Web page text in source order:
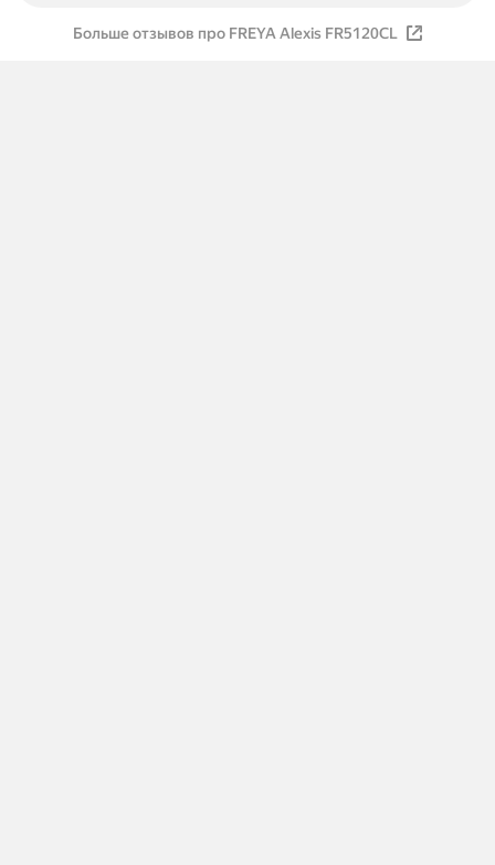
Больше отзывов про FREYA Alexis FR5120CL